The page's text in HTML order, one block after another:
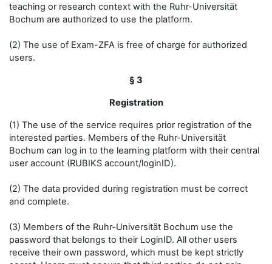
teaching or research context with the Ruhr-Universität
Bochum are authorized to use the platform.
(2) The use of Exam-ZFA is free of charge for authorized
users.
§ 3
Registration
(1) The use of the service requires prior registration of the
interested parties. Members of the Ruhr-Universität
Bochum can log in to the learning platform with their central
user account (RUBIKS account/loginID).
(2) The data provided during registration must be correct
and complete.
(3) Members of the Ruhr-Universität Bochum use the
password that belongs to their LoginID. All other users
receive their own password, which must be kept strictly